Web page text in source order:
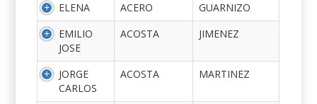
ELENA ACERO
GUARNIZO
EMILIO
JOSE
ACOSTA JIMENEZ
JORGE
CARLOS
ACOSTA MARTINEZ